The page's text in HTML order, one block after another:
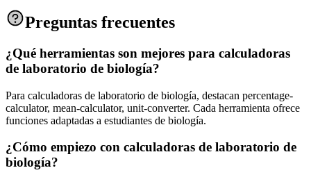
Preguntas frecuentes
¿Qué herramientas son mejores para calculadoras
de laboratorio de biología?
Para calculadoras de laboratorio de biología, destacan percentage-
calculator, mean-calculator, unit-converter. Cada herramienta ofrece
funciones adaptadas a estudiantes de biología.
¿Cómo empiezo con calculadoras de laboratorio de
biología?